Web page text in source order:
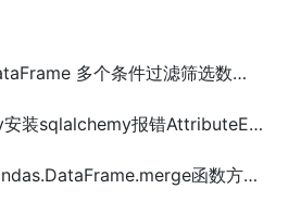
Python Pandas DataFrame 多个条件过滤筛选数据的方法
Python 使用Poetry安装sqlalchemy报错AttributeError解决方法
Python Pandas pandas.DataFrame.merge函数方法的使用